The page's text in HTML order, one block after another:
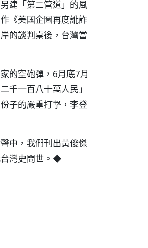
建「第二管道」的風
《美國企圖再度訛詐
的談判桌後，台灣當
的空砲彈，6月底7月
千一百八十萬人民」
子的嚴重打撃，李登
中，我們刊出黃俊傑
台灣史問世。◆